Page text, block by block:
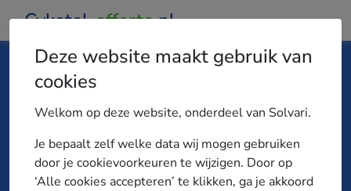
Deze website maakt gebruik van
cookies
Welkom op deze website, onderdeel van Solvari.
Je bepaalt zelf welke data wij mogen gebruiken
door je cookievoorkeuren te wijzigen. Door op
‘Alle cookies accepteren’ te klikken, ga je akkoord
Cvketel-offerte.nl
Vergelijk vrijblijvend cv-ketel offertes
Wij vergelijken meer dan 300 cv-ketelinstallateurs
uit jouw regio. Je ontvangt meerdere offertes en
vindt zo makkelijk en snel de beste deal voor jouw
cv-ketel!